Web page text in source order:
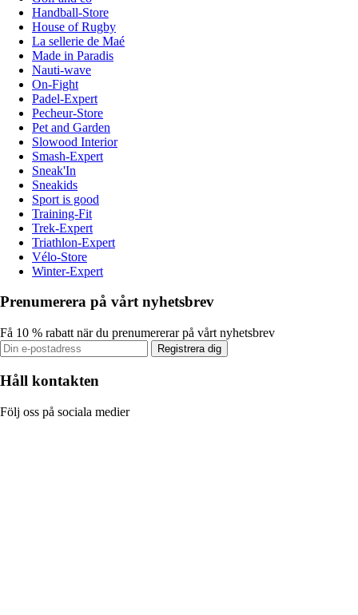
Handball-Store
House of Rugby
La sellerie de Maé
Made in Paradis
Nauti-wave
On-Fight
Padel-Expert
Pecheur-Store
Pet and Garden
Slowood Interior
Smash-Expert
Sneak'In
Sneakids
Sport is good
Training-Fit
Trek-Expert
Triathlon-Expert
Vélo-Store
Winter-Expert
Prenumerera på vårt nyhetsbrev
Få 10 % rabatt när du prenumererar på vårt nyhetsbrev
Registrera dig
Håll kontakten
Följ oss på sociala medier